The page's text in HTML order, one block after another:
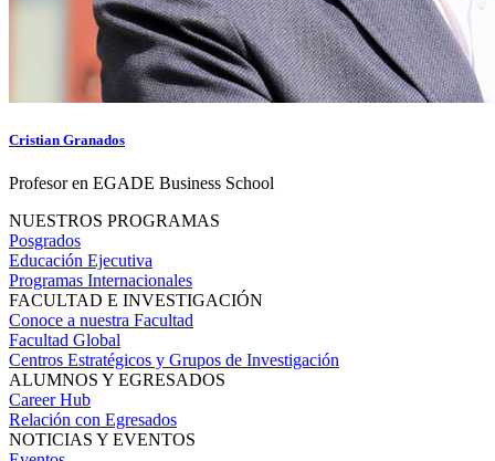
Cristian Granados
Profesor en EGADE Business School
NUESTROS PROGRAMAS
Posgrados
Educación Ejecutiva
Programas Internacionales
FACULTAD E INVESTIGACIÓN
Conoce a nuestra Facultad
Facultad Global
Centros Estratégicos y Grupos de Investigación
ALUMNOS Y EGRESADOS
Career Hub
Relación con Egresados
NOTICIAS Y EVENTOS